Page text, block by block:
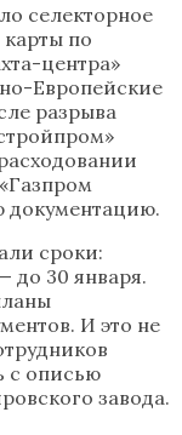
селекторное
по
центра»
Европейские
разрыва
документацию.
сроки:
до 30 января.
И это не
с описью
завода.